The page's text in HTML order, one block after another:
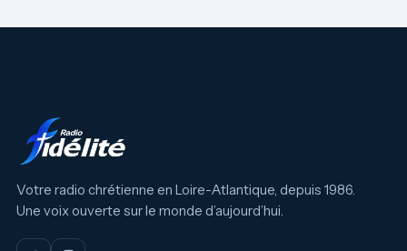
Votre radio chrétienne en Loire-Atlantique, depuis 1986.
Une voix ouverte sur le monde d’aujourd’hui.